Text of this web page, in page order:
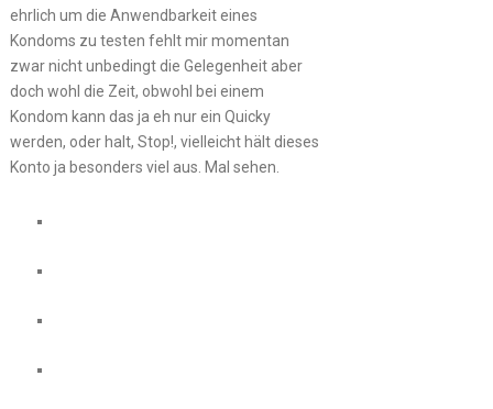
ehrlich um die Anwendbarkeit eines
Kondoms zu testen fehlt mir momentan
zwar nicht unbedingt die Gelegenheit aber
doch wohl die Zeit, obwohl bei einem
Kondom kann das ja eh nur ein Quicky
werden, oder halt, Stop!, vielleicht hält dieses
Konto ja besonders viel aus. Mal sehen.